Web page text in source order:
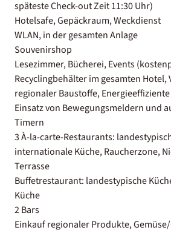
späteste Check-out Zeit 11:30 Uhr)
Hotelsafe, Gepäckraum, Weckdienst
WLAN, in der gesamten Anlage
Souvenirshop
Lesezimmer, Bücherei, Events
Recyclingbehälter im gesamten Hotel,
regionaler Baustoffe,
Einsatz von Bewegungsmeldern und
Timern
3 À-la-carte-Restaurants:
internationale Küche, Raucherzone,
Terrasse
Buffetrestaurant: landestypische
Küche
2 Bars
Einkauf regionaler Produkte,